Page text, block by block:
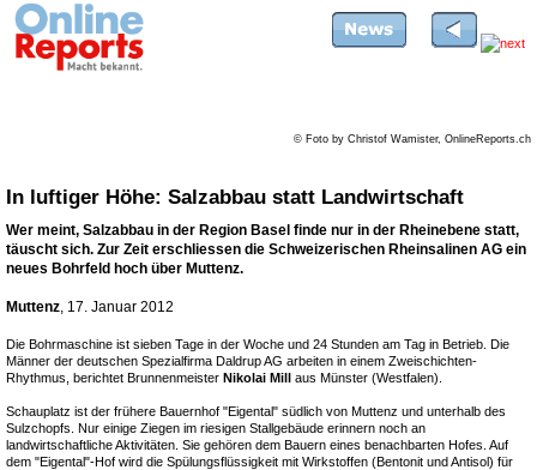
© Foto by Christof Wamister, OnlineReports.ch
In luftiger Höhe: Salzabbau statt Landwirtschaft
Wer meint, Salzabbau in der Region Basel finde nur in der Rheinebene statt,
täuscht sich. Zur Zeit erschliessen die Schweizerischen Rheinsalinen AG ein
neues Bohrfeld hoch über Muttenz.
Muttenz, 17. Januar 2012
Die Bohrmaschine ist sieben Tage in der Woche und 24 Stunden am Tag in Betrieb. Die
Männer der deutschen Spezialfirma Daldrup AG arbeiten in einem Zweischichten-
Rhythmus, berichtet Brunnenmeister Nikolai Mill aus Münster (Westfalen).
Schauplatz ist der frühere Bauernhof "Eigental" südlich von Muttenz und unterhalb des
Sulzchopfs. Nur einige Ziegen im riesigen Stallgebäude erinnern noch an
landwirtschaftliche Aktivitäten. Sie gehören dem Bauern eines benachbarten Hofes. Auf
dem "Eigental"-Hof wird die Spülungsflüssigkeit mit Wirkstoffen (Bentonit und Antisol) für